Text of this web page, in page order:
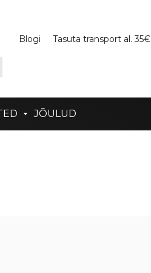
Blogi Tasuta transport al. 35€
JÕULUD